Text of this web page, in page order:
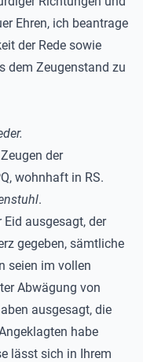
Ehren, ich beantrage
der Rede sowie
dem Zeugenstand zu
der
wohnhaft in RS.
.
ausgesagt, der
gegeben, sämtliche
seien im vollen
Abwägung von
ausgesagt, die
habe
lässt sich in Ihrem